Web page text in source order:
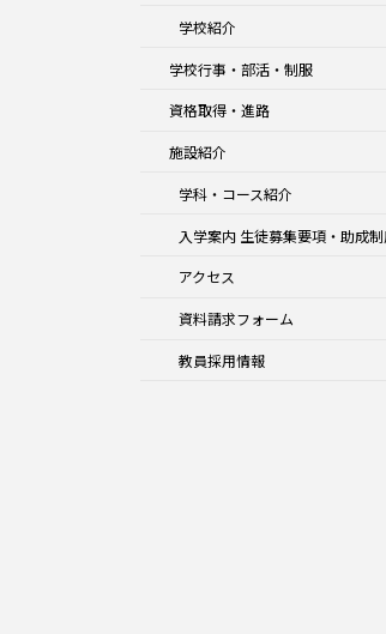
学校紹介
学校行事・部活・制服
資格取得・進路
施設紹介
学科・コース紹介
入学案内 生徒募集要項・助成
アクセス
資料請求フォーム
教員採用情報